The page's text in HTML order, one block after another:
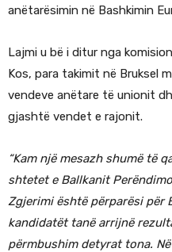
anëtarësimin në Bashkimin
Lajmi u bë i ditur nga
Kos, para takimit në Bruksel
vendeve anëtare të unionit
gjashtë vendet e rajonit.
“Kam një mesazh shumë të
shtetet e Ballkanit
Zgjerimi është përparësi për
kandidatët tanë arrijnë
përmbushim detyrat tona.